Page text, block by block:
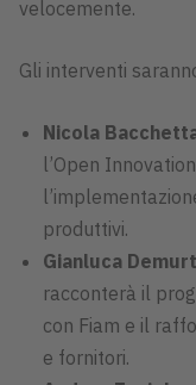
velocemente.
Gli interventi
Nicola
l’Open
produttivi.
Gianluca
racconterà il
con Fiam e il
e fornitori.